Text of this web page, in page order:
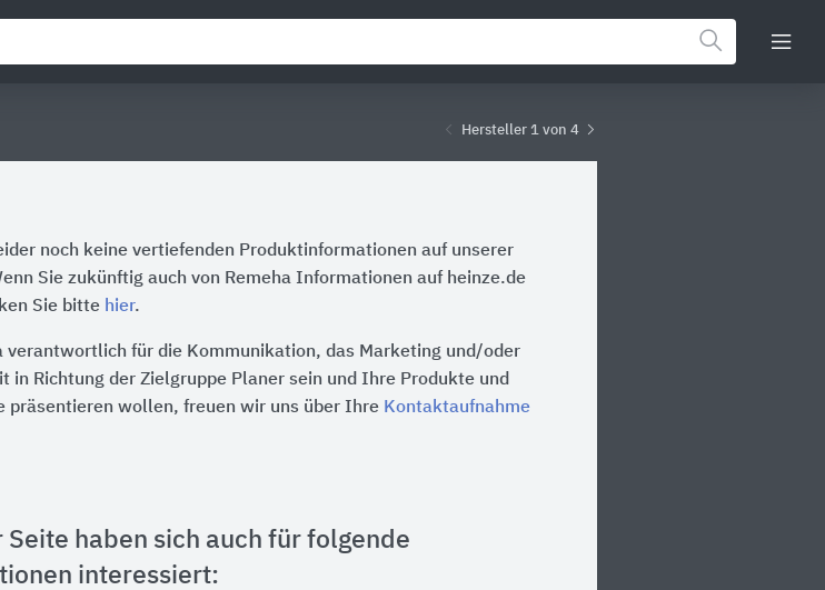
Hersteller 1 von 4
noch keine vertiefenden Produktinformationen auf unserer
Sie zukünftig auch von Remeha Informationen auf heinze.de
Sie bitte hier.
verantwortlich für die Kommunikation, das Marketing und/oder
in Richtung der Zielgruppe Planer sein und Ihre Produkte und
präsentieren wollen, freuen wir uns über Ihre Kontaktaufnahme
Seite haben sich auch für folgende
interessiert: